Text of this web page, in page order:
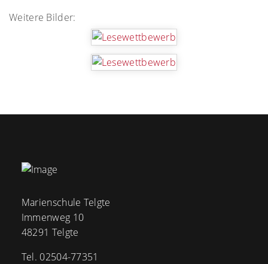
Weitere Bilder:
Marienschule Telgte
Immenweg 10
48291 Telgte
Tel. 02504-77351